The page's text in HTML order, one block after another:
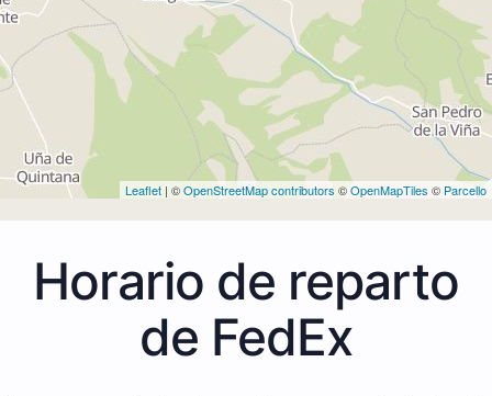
Leaflet | ©OpenStreetMap contributors ©OpenMapTiles © Parcello
Horario de reparto
de FedEx